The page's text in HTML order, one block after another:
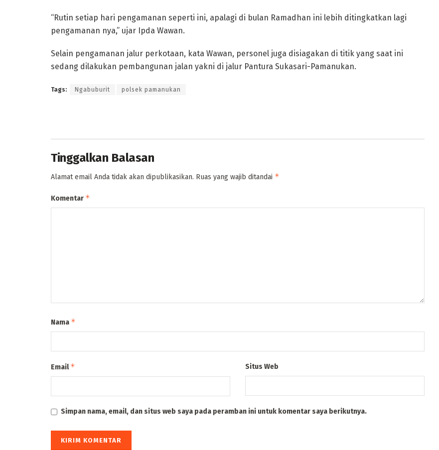
“Rutin setiap hari pengamanan seperti ini, apalagi di bulan Ramadhan ini lebih ditingkatkan lagi
pengamanan nya,” ujar Ipda Wawan.
Selain pengamanan jalur perkotaan, kata Wawan, personel juga disiagakan di titik yang saat ini
sedang dilakukan pembangunan jalan yakni di jalur Pantura Sukasari-Pamanukan.
Tags: Ngabuburit polsek pamanukan
Tinggalkan Balasan
Alamat email Anda tidak akan dipublikasikan. Ruas yang wajib ditandai *
Komentar *
Nama *
Email* Situs Web
Simpan nama, email, dan situs web saya pada peramban ini untuk komentar saya berikutnya.